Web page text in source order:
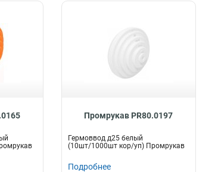
Промрукав PR80.0197
Гермоввод д25 белый
(10шт/1000шт кор/уп) Промрукав
Подробнее